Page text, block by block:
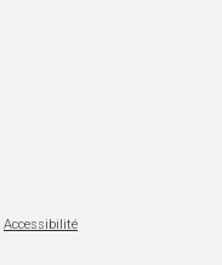
Accessibilité